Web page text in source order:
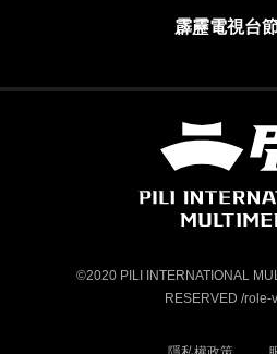
霹靂電視台
霹
©2020 PILI INTERNATIONAL
RESERVED /role-